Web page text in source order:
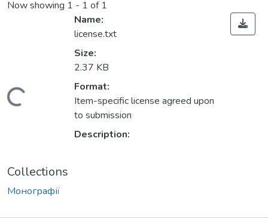
Now showing 1 - 1 of 1
Loading...
Name:
license.txt
Size:
2.37 KB
Format:
Item-specific license agreed upon
to submission
Description:
Collections
Монографії